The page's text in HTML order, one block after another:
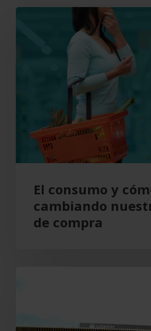
nuestros
hábitos
compra
El consumo y
cambiando
de compra
193